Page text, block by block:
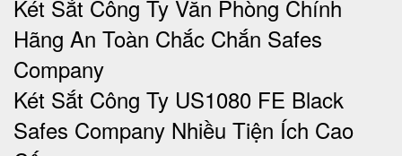
Két Sắt Công Ty Văn Phòng Chính
Hãng An Toàn Chắc Chắn Safes
Company
Két Sắt Công Ty US1080 FE Black
Safes Company Nhiều Tiện Ích Cao